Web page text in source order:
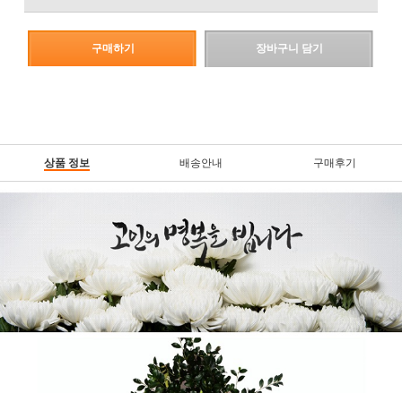
구매하기 장바구니 담기
상품 정보 배송안내 구매후기